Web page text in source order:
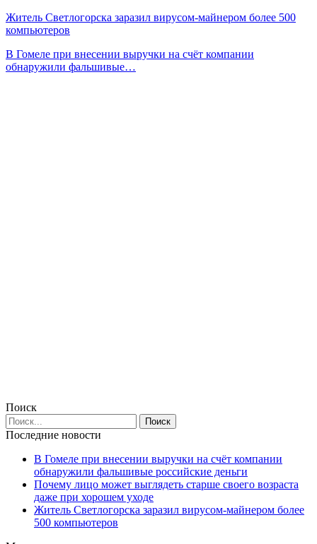
Житель Светлогорска заразил вирусом-майнером более 500
компьютеров
В Гомеле при внесении выручки на счёт компании
обнаружили фальшивые…
Поиск
Последние новости
В Гомеле при внесении выручки на счёт компании
обнаружили фальшивые российские деньги
Почему лицо может выглядеть старше своего возраста
даже при хорошем уходе
Житель Светлогорска заразил вирусом-майнером более
500 компьютеров